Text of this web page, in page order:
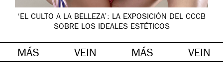
‘EL CULTO A LA BELLEZA’: LA EXPOSICIÓN DEL CCCB
SOBRE LOS IDEALES ESTÉTICOS
MÁS VEIN MÁS VEIN